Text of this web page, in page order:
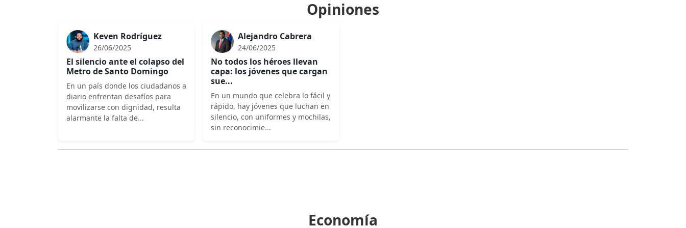
Opiniones
Keven Rodríguez
26/06/2025
El silencio ante el colapso del
Metro de Santo Domingo
En un país donde los ciudadanos a
diario enfrentan desafíos para
movilizarse con dignidad, resulta
alarmante la falta de...
Alejandro Cabrera
24/06/2025
No todos los héroes llevan
capa: los jóvenes que cargan
sue...
En un mundo que celebra lo fácil y
rápido, hay jóvenes que luchan en
silencio, con uniformes y mochilas,
sin reconocimie...
Economía